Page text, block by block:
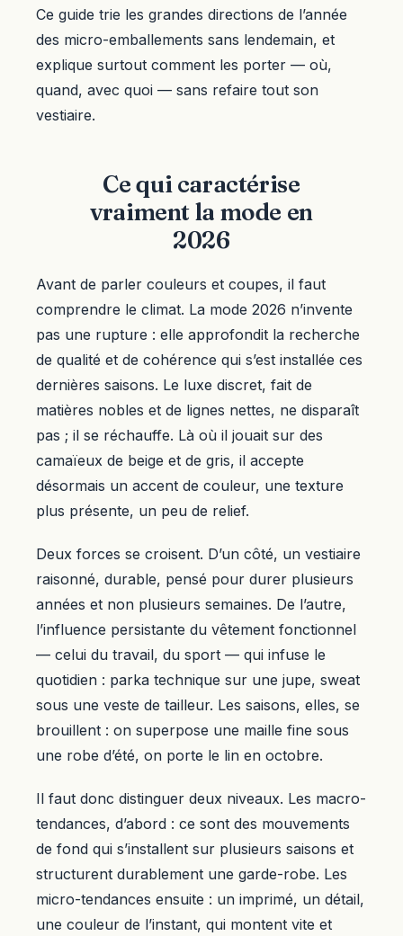
Ce guide trie les grandes directions de l’année
des micro-emballements sans lendemain, et
explique surtout comment les porter — où,
quand, avec quoi — sans refaire tout son
vestiaire.
Ce qui caractérise
vraiment la mode en
2026
Avant de parler couleurs et coupes, il faut
comprendre le climat. La mode 2026 n’invente
pas une rupture : elle approfondit la recherche
de qualité et de cohérence qui s’est installée ces
dernières saisons. Le luxe discret, fait de
matières nobles et de lignes nettes, ne disparaît
pas ; il se réchauffe. Là où il jouait sur des
camaïeux de beige et de gris, il accepte
désormais un accent de couleur, une texture
plus présente, un peu de relief.
Deux forces se croisent. D’un côté, un vestiaire
raisonné, durable, pensé pour durer plusieurs
années et non plusieurs semaines. De l’autre,
l’influence persistante du vêtement fonctionnel
— celui du travail, du sport — qui infuse le
quotidien : parka technique sur une jupe, sweat
sous une veste de tailleur. Les saisons, elles, se
brouillent : on superpose une maille fine sous
une robe d’été, on porte le lin en octobre.
Il faut donc distinguer deux niveaux. Les macro-
tendances, d’abord : ce sont des mouvements
de fond qui s’installent sur plusieurs saisons et
structurent durablement une garde-robe. Les
micro-tendances ensuite : un imprimé, un détail,
une couleur de l’instant, qui montent vite et